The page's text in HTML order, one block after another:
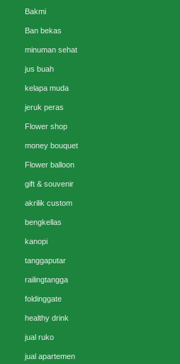
Bakmi
Ban bekas
minuman sehat
jus buah
kelapa muda
jeruk peras
Flower shop
money bouquet
Flower balloon
gift & souvenir
akrilik custom
bengkellas
kanopi
tanggaputar
railingtangga
foldinggate
healthy drink
jual ruko
jual apartemen